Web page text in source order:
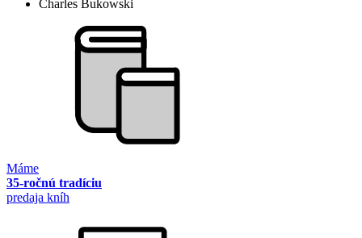
Charles Bukowski
Máme
35-ročnú tradíciu
predaja kníh